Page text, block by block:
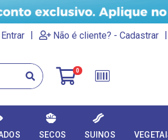
| Não é cliente? - Cadastrar |
0
SECOS SUINOS